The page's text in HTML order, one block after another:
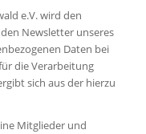
e.V. wird den
Newsletter unseres
Daten bei
die Verarbeitung
sich aus der hierzu
Mitglieder und